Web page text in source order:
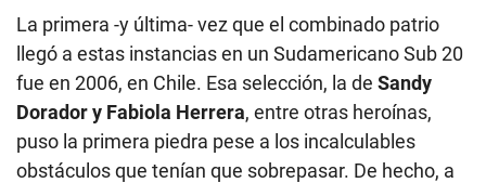
La primera -y última- vez que el combinado patrio
llegó a estas instancias en un Sudamericano Sub 20
fue en 2006, en Chile. Esa selección, la de Sandy
Dorador y Fabiola Herrera, entre otras heroínas,
puso la primera piedra pese a los incalculables
obstáculos que tenían que sobrepasar. De hecho, a